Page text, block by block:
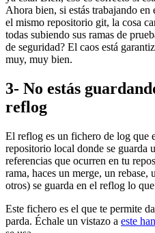
Ahora bien, si estás trabajando
el mismo repositorio git, la cosa
todas subiendo sus ramas de
de seguridad? El caos está
muy, muy bien.
3- No estás
reflog
El reflog es un fichero de log que
repositorio local donde se guarda
referencias que ocurren en tu
rama, haces un merge, un
otros) se guarda en el reflog lo
Este fichero es el que te permite
parda. Échale un vistazo a este